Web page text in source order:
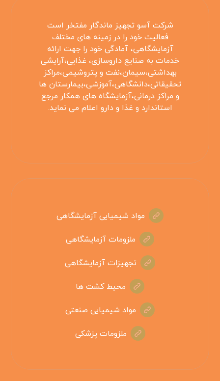
شرکت آسو تجهیز ماندگار مفتخر است
فعالیت خود را در زمینه های مختلف
آزمایشگاهی، آمادگی خود را جهت ارائه
خدمات به صنایع داروسازی، غذایی،آرایشی
بهداشتی،سیمان،نفت و پتروشیمی،مراکز
تحقیقاتی،دانشگاهی،آموزشی،بیمارستان ها
و مراکز درمانی،آزمایشگاه های همکار مرجع
استاندارد و غذا و دارو اعلام می نماید.
مواد شیمیایی آزمایشگاهی
ملزومات آزمایشگاهی
تجهیزات آزمایشگاهی
محیط کشت ها
مواد شیمیایی صنعتی
ملزومات پزشکی